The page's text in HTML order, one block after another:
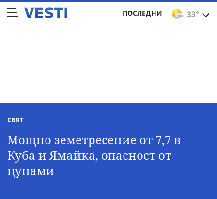
33°
ПОСЛЕДНИ
СВЯТ
Мощно земетресение от 7,7 в
Куба и Ямайка, опасност от
цунами